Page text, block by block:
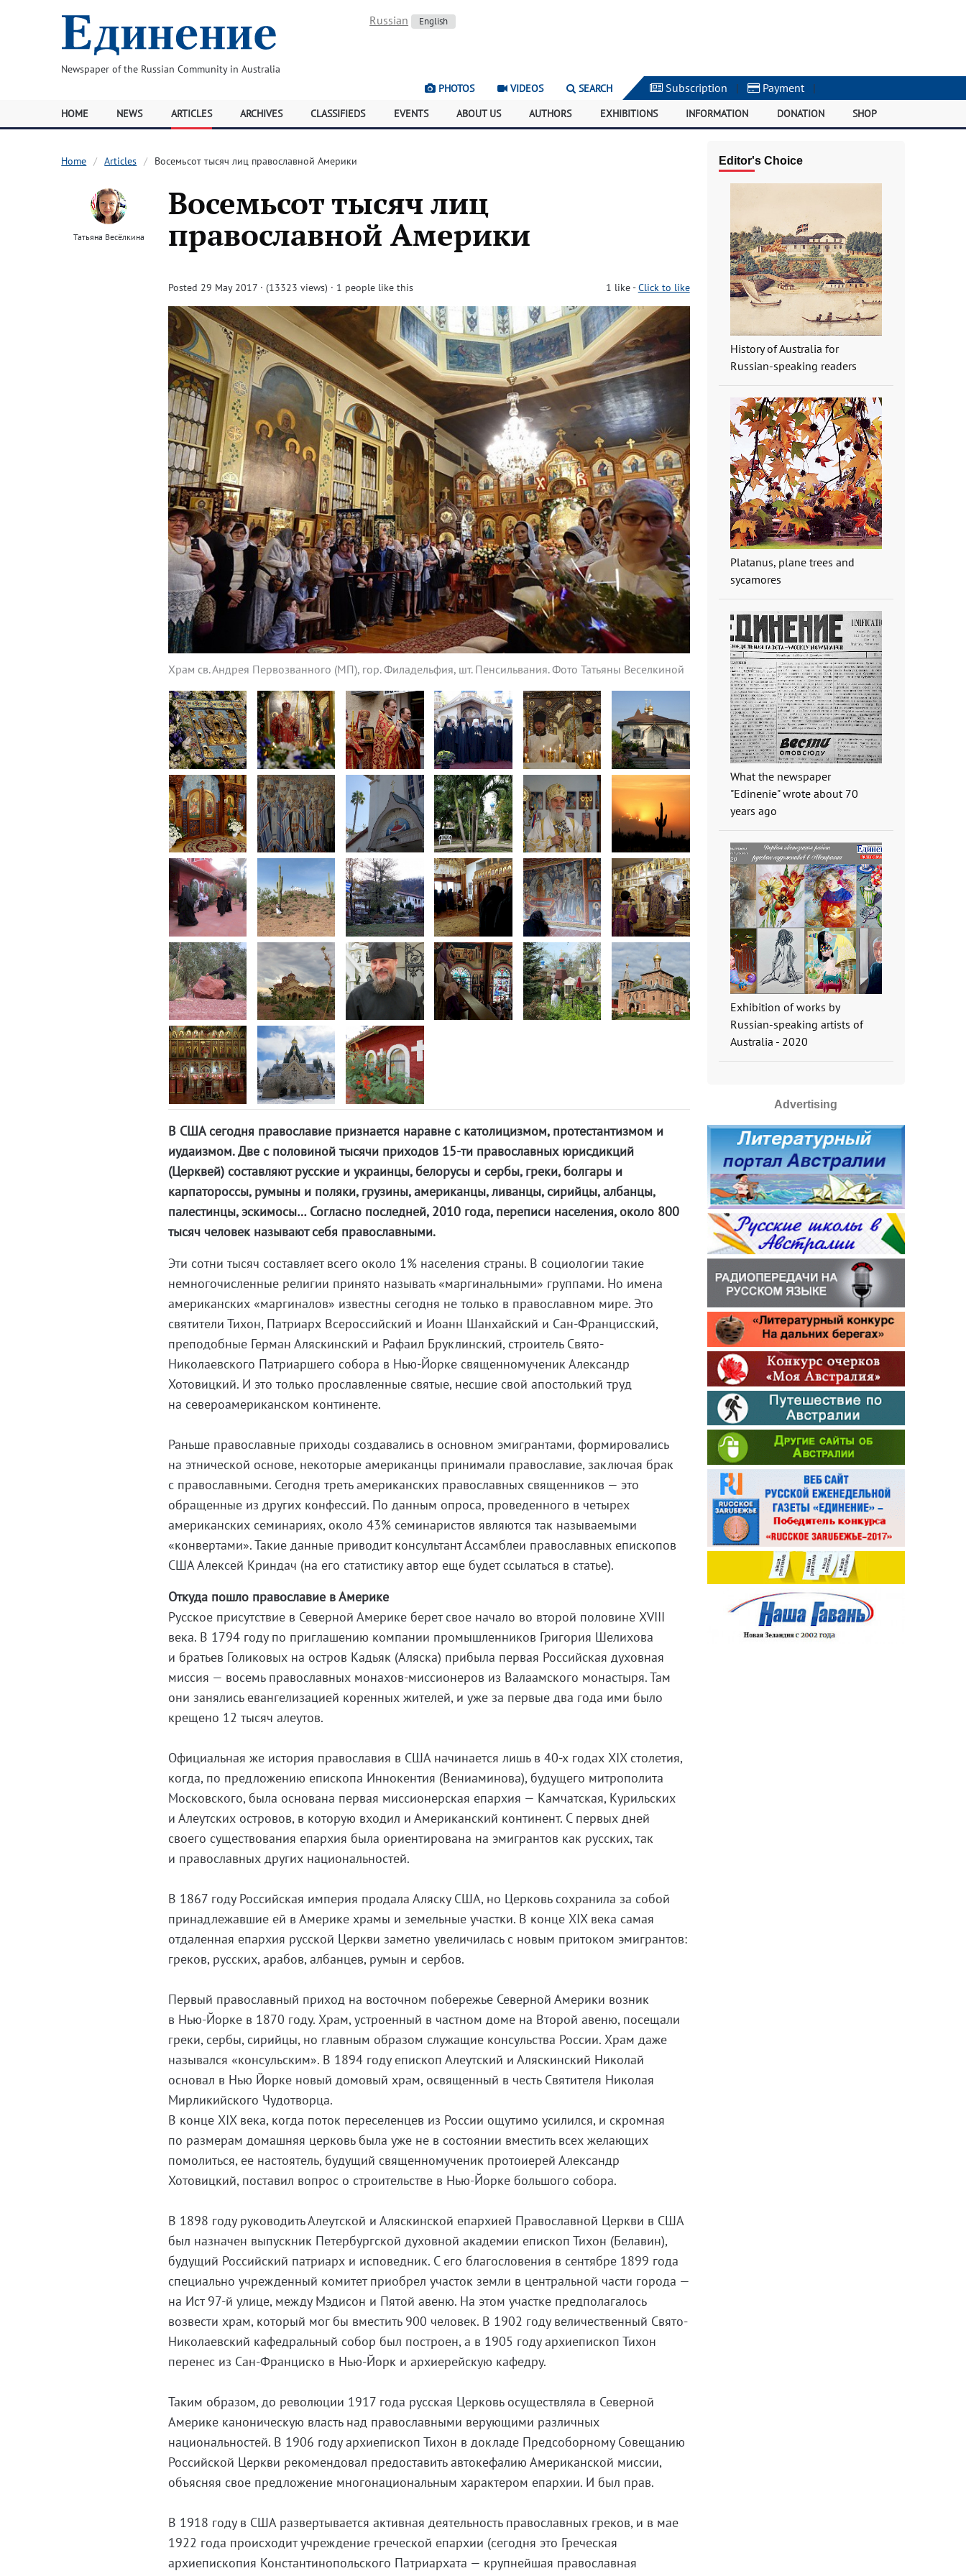
Newspaper of the Russian Community in Australia
Russian English
PHOTOS VIDEOS SEARCH Subscription | Payment |
HOME NEWS ARTICLES ARCHIVES CLASSIFIEDS EVENTS ABOUT US AUTHORS EXHIBITIONS INFORMATION DONATION SHOP
Home Articles Восемьсот тысяч лиц православной Америки
Татьяна Весёлкина
Восемьсот тысяч лиц
православной Америки
Posted 29 May 2017 · (13323 views) · 1 people like this 1 like-Click to like
Храм св. Андрея Первозванного (МП), гор. Филадельфия, шт. Пенсильвания. Фото Татьяны Веселкиной
В США сегодня православие признается наравне с католицизмом, протестантизмом и
иудаизмом. Две с половиной тысячи приходов 15-ти православных юрисдикций
(Церквей) составляют русские и украинцы, белорусы и сербы, греки, болгары и
карпатороссы, румыны и поляки, грузины, американцы, ливанцы, сирийцы, албанцы,
палестинцы, эскимосы… Согласно последней, 2010 года, переписи населения, около 800
тысяч человек называют себя православными.
Эти сотни тысяч составляет всего около 1% населения страны. В социологии такие
немногочисленные религии принято называть «маргинальными» группами. Но имена
американских «маргиналов» известны сегодня не только в православном мире. Это
святители Тихон, Патриарх Всероссийский и Иоанн Шанхайский и Сан-Францисский,
преподобные Герман Аляскинский и Рафаил Бруклинский, строитель Свято-
Николаевского Патриаршего собора в Нью-Йорке священномученик Александр
Хотовицкий. И это только прославленные святые, несшие свой апостолький труд
на североамериканском континенте.
Раньше православные приходы создавались в основном эмигрантами, формировались
на этнической основе, некоторые американцы принимали православие, заключая брак
с православными. Сегодня треть американских православных священников — это
обращенные из других конфессий. По данным опроса, проведенного в четырех
американских семинариях, около 43% семинаристов являются так называемыми
«конвертами». Такие данные приводит консультант Ассамблеи православных епископов
США Алексей Криндач (на его статистику автор еще будет ссылаться в статье).
Откуда пошло православие в Америке
Русское присутствие в Северной Америке берет свое начало во второй половине XVIII
века. В 1794 году по приглашению компании промышленников Григория Шелихова
и братьев Голиковых на остров Кадьяк (Аляска) прибыла первая Российская духовная
миссия — восемь православных монахов-миссионеров из Валаамского монастыря. Там
они занялись евангелизацией коренных жителей, и уже за первые два года ими было
крещено 12 тысяч алеутов.
Официальная же история православия в США начинается лишь в 40-х годах XIX столетия,
когда, по предложению епископа Иннокентия (Вениаминова), будущего митрополита
Московского, была основана первая миссионерская епархия — Камчатская, Курильских
и Алеутских островов, в которую входил и Американский континент. С первых дней
своего существования епархия была ориентирована на эмигрантов как русских, так
и православных других национальностей.
В 1867 году Российская империя продала Аляску США, но Церковь сохранила за собой
принадлежавшие ей в Америке храмы и земельные участки. В конце XIX века самая
отдаленная епархия русской Церкви заметно увеличилась с новым притоком эмигрантов:
греков, русских, арабов, албанцев, румын и сербов.
Первый православный приход на восточном побережье Северной Америки возник
в Нью-Йорке в 1870 году. Храм, устроенный в частном доме на Второй авеню, посещали
греки, сербы, сирийцы, но главным образом служащие консульства России. Храм даже
назывался «консульским». В 1894 году епископ Алеутский и Аляскинский Николай
основал в Нью Йорке новый домовый храм, освященный в честь Святителя Николая
Мирликийского Чудотворца.
В конце XIX века, когда поток переселенцев из России ощутимо усилился, и скромная
по размерам домашняя церковь была уже не в состоянии вместить всех желающих
помолиться, ее настоятель, будущий священномученик протоиерей Александр
Хотовицкий, поставил вопрос о строительстве в Нью-Йорке большого собора.
В 1898 году руководить Алеутской и Аляскинской епархией Православной Церкви в США
был назначен выпускник Петербургской духовной академии епископ Тихон (Белавин),
будущий Российский патриарх и исповедник. С его благословения в сентябре 1899 года
специально учрежденный комитет приобрел участок земли в центральной части города —
на Ист 97-й улице, между Мэдисон и Пятой авеню. На этом участке предполагалось
возвести храм, который мог бы вместить 900 человек. В 1902 году величественный Свято-
Николаевский кафедральный собор был построен, а в 1905 году архиепископ Тихон
перенес из Сан-Франциско в Нью-Йорк и архиерейскую кафедру.
Таким образом, до революции 1917 года русская Церковь осуществляла в Северной
Америке каноническую власть над православными верующими различных
национальностей. В 1906 году архиепископ Тихон в докладе Предсоборному Совещанию
Российской Церкви рекомендовал предоставить автокефалию Американской миссии,
объясняя свое предложение многонациональным характером епархии. И был прав.
В 1918 году в США развертывается активная деятельность православных греков, и в мае
1922 года происходит учреждение греческой епархии (сегодня это Греческая
архиепископия Константинопольского Патриархата — крупнейшая православная
Editor's Choice
History of Australia for
Russian-speaking readers
Platanus, plane trees and
sycamores
What the newspaper
"Edinenie" wrote about 70
years ago
Exhibition of works by
Russian-speaking artists of
Australia - 2020
Advertising